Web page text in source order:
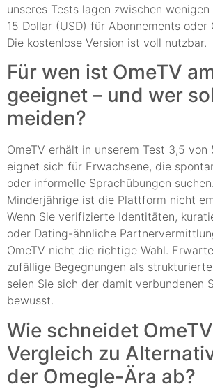
unseres Tests lagen zwischen
15 Dollar (USD) für Abonnements oder
Die kostenlose Version ist voll nutzbar.
Für wen ist OmeTV
geeignet – und wer
meiden?
OmeTV erhält in unserem Test 3,5 von
eignet sich für Erwachsene, die
oder informelle Sprachübungen
Minderjährige ist die Plattform nicht
Wenn Sie verifizierte Identitäten,
oder Dating-ähnliche
OmeTV nicht die richtige Wahl.
zufällige Begegnungen als
seien Sie sich der damit verbundenen
bewusst.
Wie schneidet
Vergleich zu
der Omegle-Ära ab?